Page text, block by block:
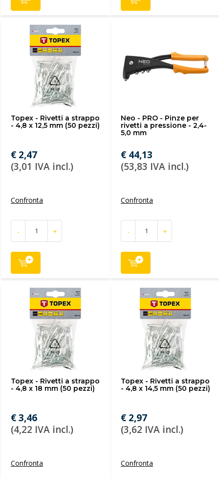
Topex - Rivetti a strappo
- 4,8 x 12,5 mm (50 pezzi)
€ 2,47
(3,01 IVA incl.)
Confronta
- +
Neo - PRO - Pinze per
rivetti a pressione - 2,4-
5,0 mm
€ 44,13
(53,83 IVA incl.)
Confronta
- +
Topex - Rivetti a strappo
- 4,8 x 18 mm (50 pezzi)
€ 3,46
(4,22 IVA incl.)
Confronta
Topex - Rivetti a strappo
- 4,8 x 14,5 mm (50 pezzi)
€ 2,97
(3,62 IVA incl.)
Confronta